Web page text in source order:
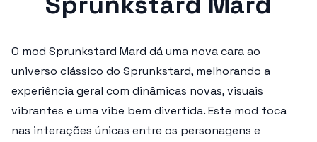
O mod Sprunkstard Mard dá uma nova cara ao
universo clássico do Sprunkstard, melhorando a
experiência geral com dinâmicas novas, visuais
vibrantes e uma vibe bem divertida. Este mod foca
nas interações únicas entre os personagens e